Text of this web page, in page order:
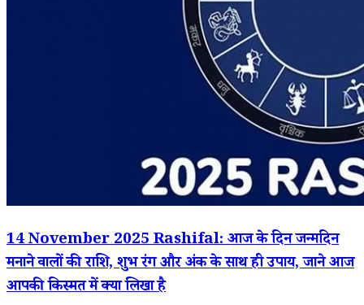
14 November 2025 Rashifal: आज के दिन जन्मदिन
मनाने वालों की राशि, शुभ रंग और अंक के साथ ही उपाय, जाने आज
आपकी किस्मत में क्या लिखा है